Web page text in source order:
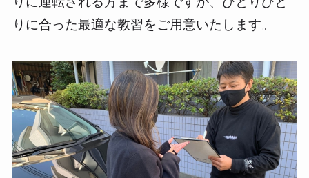
りに合った最適な教習をご用意いたします。